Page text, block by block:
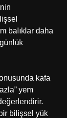
balıklar daha
kafa
yem
bilişsel yük